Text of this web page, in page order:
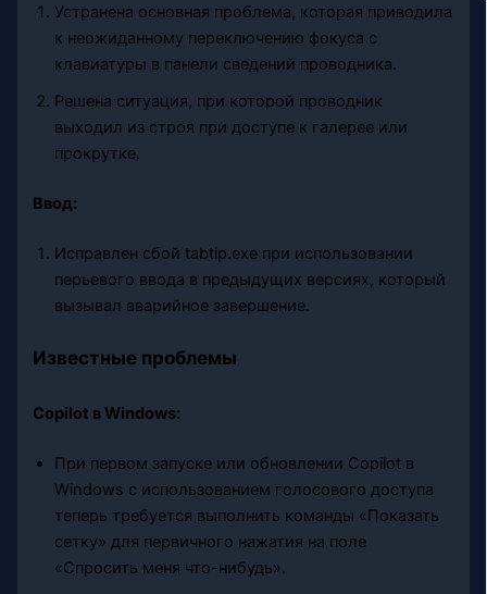
Устранена основная проблема, которая приводила
к неожиданному переключению фокуса с
клавиатуры в панели сведений проводника.
Решена ситуация, при которой проводник
выходил из строя при доступе к галерее или
прокрутке.
Ввод:
Исправлен сбой tabtip.exe при использовании
перьевого ввода в предыдущих версиях, который
вызывал аварийное завершение.
Известные проблемы
Copilot в Windows:
При первом запуске или обновлении Copilot в
Windows с использованием голосового доступа
теперь требуется выполнить команды «Показать
сетку» для первичного нажатия на поле
«Спросить меня что-нибудь».